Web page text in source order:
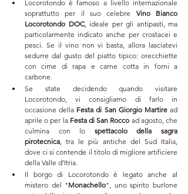
Locorotondo è famoso a livello internazionale
soprattutto per il suo celebre Vino Bianco
Locorotondo DOC, ideale per gli antipasti, ma
particolarmente indicato anche per crostacei e
pesci. Se il vino non vi basta, allora lasciatevi
sedurre dal gusto del piatto tipico: orecchiette
con cime di rapa e carne cotta in forni a
carbone.
Se state decidendo quando visitare
Locorotondo, vi consigliamo di farlo in
occasione della Festa di San Giorgio Martire ad
aprile o per la Festa di San Rocco ad agosto, che
culmina con lo spettacolo della sagra
pirotecnica , tra le più antiche del Sud Italia,
dove ci si contende il titolo di migliore artificiere
della Valle d’Itria.
Il borgo di Locorotondo è legato anche al
mistero del "Monachello", uno spirito burlone